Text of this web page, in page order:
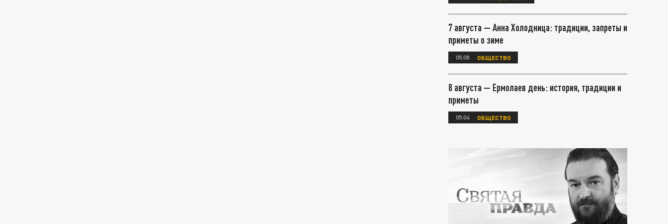
7 августа — Анна Холодница: традиции, запреты и
приметы о зиме
05:08 ОБЩЕСТВО
8 августа — Ермолаев день: история, традиции и
приметы
05:04 ОБЩЕСТВО